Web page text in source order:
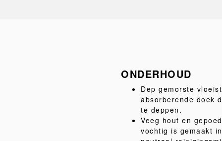
ONDERHOUD
Dep gemorste
absorberende doek
te deppen.
Veeg hout en
vochtig is gemaakt